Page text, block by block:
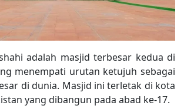
adalah masjid terbesar kedua di
menempati urutan ketujuh sebagai
di dunia. Masjid ini terletak di kota
yang dibangun pada abad ke-17.